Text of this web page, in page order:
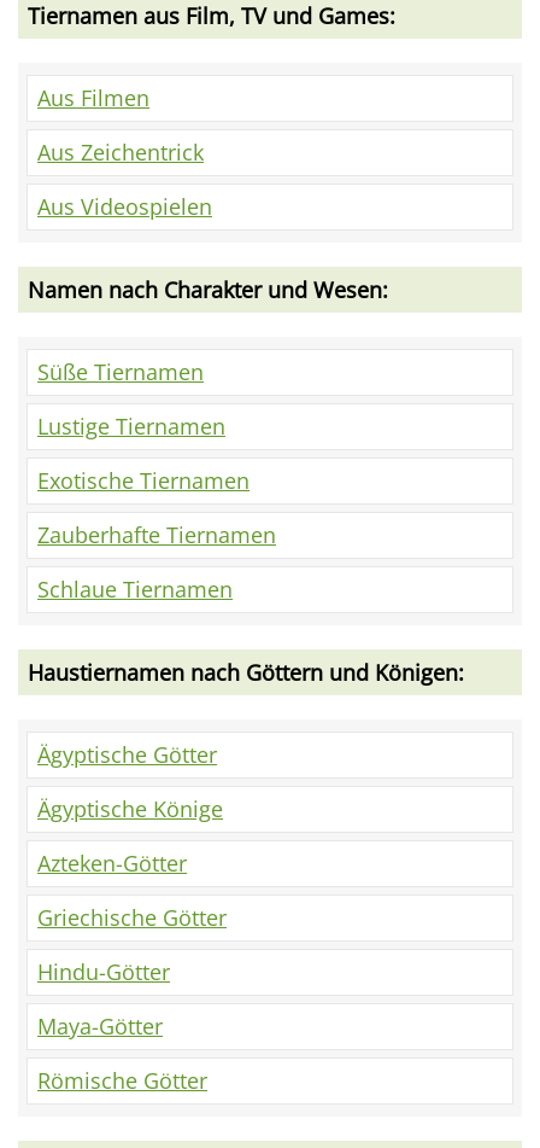
Tiernamen aus Film, TV und Games:
Aus Filmen
Aus Zeichentrick
Aus Videospielen
Namen nach Charakter und Wesen:
Süße Tiernamen
Lustige Tiernamen
Exotische Tiernamen
Zauberhafte Tiernamen
Schlaue Tiernamen
Haustiernamen nach Göttern und Königen:
Ägyptische Götter
Ägyptische Könige
Azteken-Götter
Griechische Götter
Hindu-Götter
Maya-Götter
Römische Götter